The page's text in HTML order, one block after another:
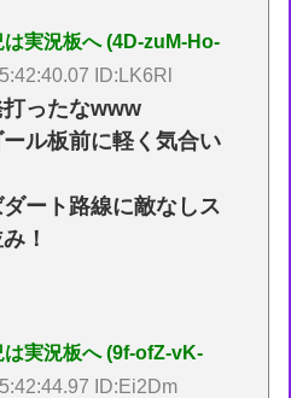
実況板へ (4D-zuM-Ho-
ID:LK6Rl
ったなwww
ル板前に軽く気合い
ート路線に敵なしス
！
実況板へ (9f-ofZ-vK-
ID:Ei2Dm